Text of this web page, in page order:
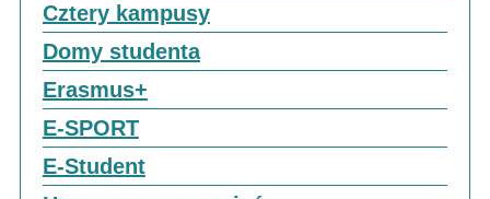
Cztery kampusy
Domy studenta
Erasmus+
E-SPORT
E-Student